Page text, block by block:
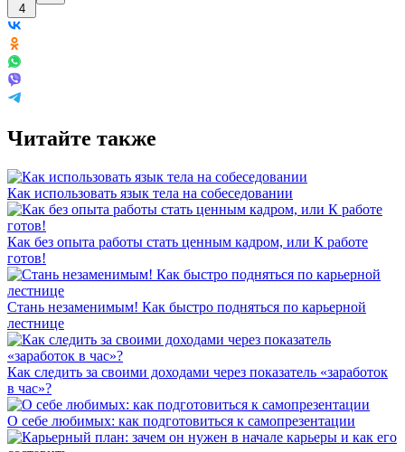
4
Читайте также
Как использовать язык тела на собеседовании
Как без опыта работы стать ценным кадром, или К работе
готов!
Стань незаменимым! Как быстро подняться по карьерной
лестнице
Как следить за своими доходами через показатель «заработок
в час»?
О себе любимых: как подготовиться к самопрезентации